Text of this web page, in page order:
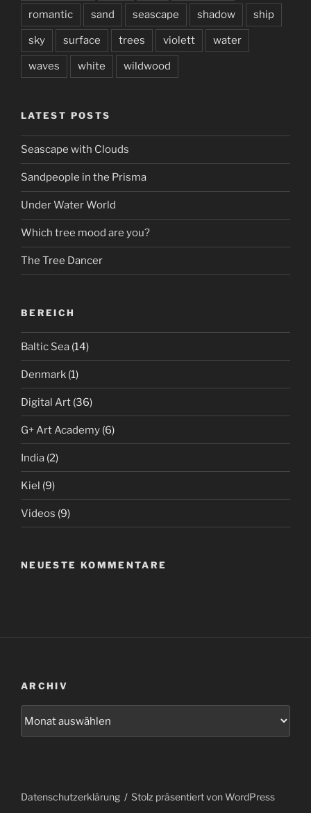
romantic sand seascape shadow ship
sky surface trees violett water
waves white wildwood
LATEST POSTS
Seascape with Clouds
Sandpeople in the Prisma
Under Water World
Which tree mood are you?
The Tree Dancer
BEREICH
Baltic Sea (14)
Denmark (1)
Digital Art (36)
G+ Art Academy (6)
India (2)
Kiel (9)
Videos (9)
NEUESTE KOMMENTARE
ARCHIV
Datenschutzerklärung Stolz präsentiert von WordPress